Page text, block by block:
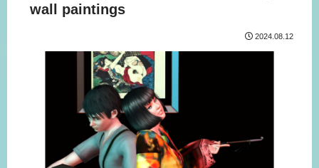
wall paintings
2024.08.12